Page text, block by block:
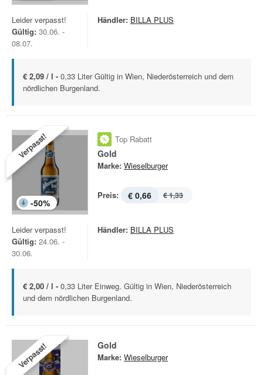
Leider verpasst!
Gültig: 30.06. -
08.07.
Händler: BILLA PLUS
€ 2,09 / l - 0,33 Liter Gültig in Wien, Niederösterreich und dem
nördlichen Burgenland.
Verpasst!
-50%
Top Rabatt
Gold
Marke: Wieselburger
Preis: € 0,66 € 1,33
Leider verpasst!
Gültig: 24.06. -
30.06.
Händler: BILLA PLUS
€ 2,00 / l - 0,33 Liter Einweg. Gültig in Wien, Niederösterreich
und dem nördlichen Burgenland.
Verpasst! Gold
Marke: Wieselburger